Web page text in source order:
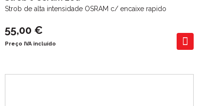
Strob de alta intensidade OSRAM c/ encaixe rapido
55,00 €
Preço IVA incluído